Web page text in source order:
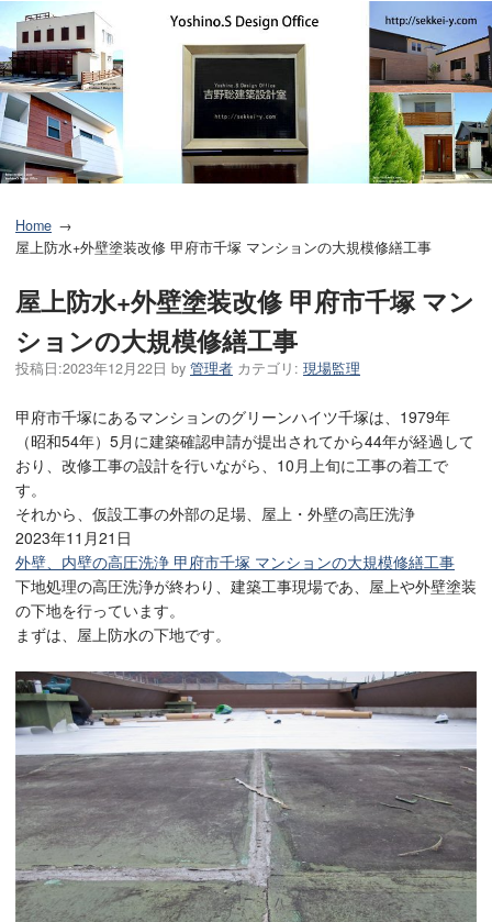
Home
屋上防水+外壁塗装改修 甲府市千塚 マンションの大規模修繕工事
屋上防水+外壁塗装改修 甲府市千塚 マン
ションの大規模修繕工事
投稿日:2023年12月22日 by 管理者 カテゴリ: 現場監理
甲府市千塚にあるマンションのグリーンハイツ千塚は、1979年
（昭和54年）5月に建築確認申請が提出されてから44年が経過して
おり、改修工事の設計を行いながら、10月上旬に工事の着工で
す。
それから、仮設工事の外部の足場、屋上・外壁の高圧洗浄
2023年11月21日
外壁、内壁の高圧洗浄 甲府市千塚 マンションの大規模修繕工事
下地処理の高圧洗浄が終わり、建築工事現場であ、屋上や外壁塗装
の下地を行っています。
まずは、屋上防水の下地です。